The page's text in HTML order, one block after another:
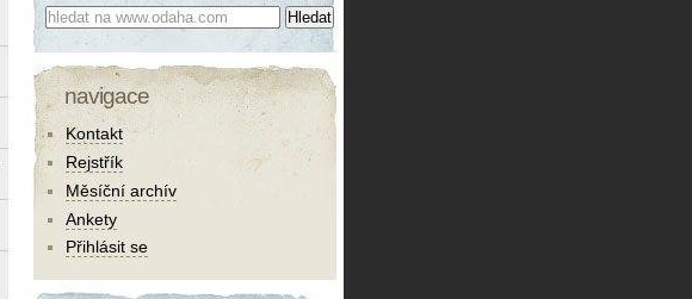
Co hledat:
navigace
Kontakt
Rejstřík
Měsíční archív
Ankety
Přihlásit se